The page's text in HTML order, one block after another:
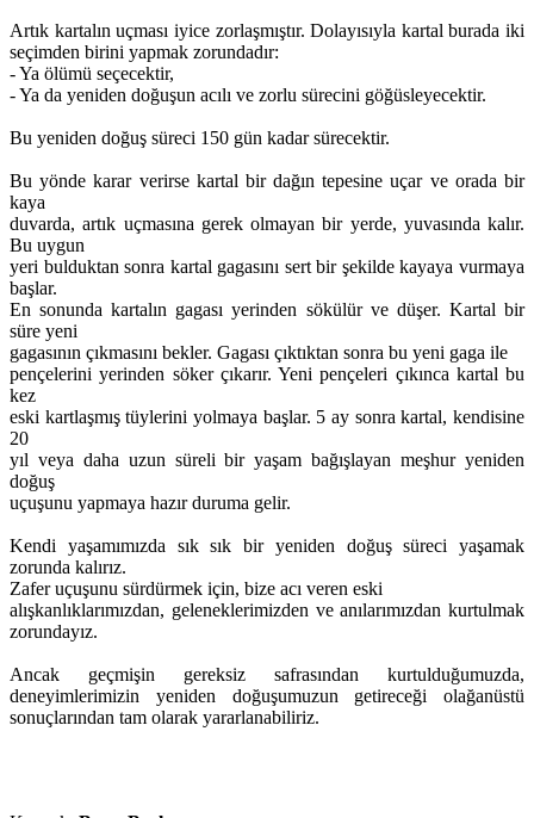
Artık kartalın uçması iyice zorlaşmıştır. Dolayısıyla kartal burada iki
seçimden birini yapmak zorundadır:
- Ya ölümü seçecektir,
- Ya da yeniden doğuşun acılı ve zorlu sürecini göğüsleyecektir.
Bu yeniden doğuş süreci 150 gün kadar sürecektir.
Bu yönde karar verirse kartal bir dağın tepesine uçar ve orada bir
kaya
duvarda, artık uçmasına gerek olmayan bir yerde, yuvasında kalır.
Bu uygun
yeri bulduktan sonra kartal gagasını sert bir şekilde kayaya vurmaya
başlar.
En sonunda kartalın gagası yerinden sökülür ve düşer. Kartal bir
süre yeni
gagasının çıkmasını bekler. Gagası çıktıktan sonra bu yeni gaga ile
pençelerini yerinden söker çıkarır. Yeni pençeleri çıkınca kartal bu
kez
eski kartlaşmış tüylerini yolmaya başlar. 5 ay sonra kartal, kendisine
20
yıl veya daha uzun süreli bir yaşam bağışlayan meşhur yeniden
doğuş
uçuşunu yapmaya hazır duruma gelir.
Kendi yaşamımızda sık sık bir yeniden doğuş süreci yaşamak
zorunda kalırız.
Zafer uçuşunu sürdürmek için, bize acı veren eski
alışkanlıklarımızdan, geleneklerimizden ve anılarımızdan kurtulmak
zorundayız.
Ancak geçmişin gereksiz safrasından kurtulduğumuzda,
deneyimlerimizin yeniden doğuşumuzun getireceği olağanüstü
sonuçlarından tam olarak yararlanabiliriz.